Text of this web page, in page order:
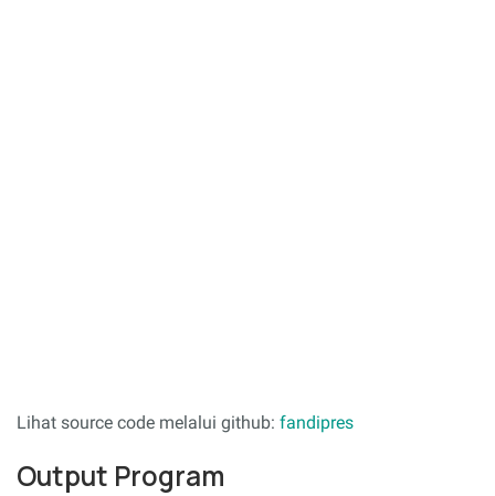
Lihat source code melalui github: fandipres
Output Program